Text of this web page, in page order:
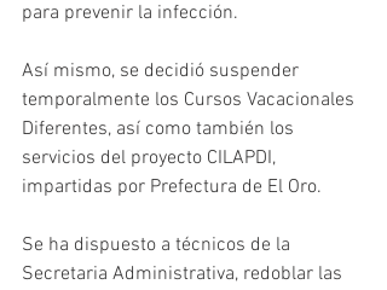
para prevenir la infección.
Así mismo, se decidió suspender
temporalmente los Cursos Vacacionales
Diferentes, así como también los
servicios del proyecto CILAPDI,
impartidas por Prefectura de El Oro.
Se ha dispuesto a técnicos de la
Secretaria Administrativa, redoblar las